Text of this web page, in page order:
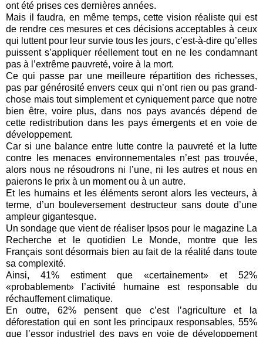
ont été prises ces dernières années.
Mais il faudra, en même temps, cette vision réaliste qui est
de rendre ces mesures et ces décisions acceptables à ceux
qui luttent pour leur survie tous les jours, c’est-à-dire qu’elles
puissent s’appliquer réellement tout en ne les condamnant
pas à l’extrême pauvreté, voire à la mort.
Ce qui passe par une meilleure répartition des richesses,
pas par générosité envers ceux qui n’ont rien ou pas grand-
chose mais tout simplement et cyniquement parce que notre
bien être, voire plus, dans nos pays avancés dépend de
cette redistribution dans les pays émergents et en voie de
développement.
Car si une balance entre lutte contre la pauvreté et la lutte
contre les menaces environnementales n’est pas trouvée,
alors nous ne résoudrons ni l’une, ni les autres et nous en
paierons le prix à un moment ou à un autre.
Et les humains et les éléments seront alors les vecteurs, à
terme, d’un bouleversement destructeur sans doute d’une
ampleur gigantesque.
Un sondage que vient de réaliser Ipsos pour le magazine La
Recherche et le quotidien Le Monde, montre que les
Français sont désormais bien au fait de la réalité dans toute
sa complexité.
Ainsi, 41% estiment que «certainement» et 52%
«probablement» l’activité humaine est responsable du
réchauffement climatique.
En outre, 62% pensent que c’est l’agriculture et la
déforestation qui en sont les principaux responsables, 55%
que l’essor industriel des pays en voie de développement